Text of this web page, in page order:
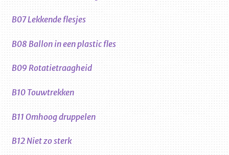
B07 Lekkende flesjes
B08 Ballon in een plastic fles
B09 Rotatietraagheid
B10 Touwtrekken
B11 Omhoog druppelen
B12 Niet zo sterk